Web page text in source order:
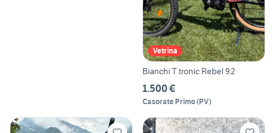
Vetrina
Bianchi T tronic Rebel 9.2
1.500 €
Casorate Primo(PV)